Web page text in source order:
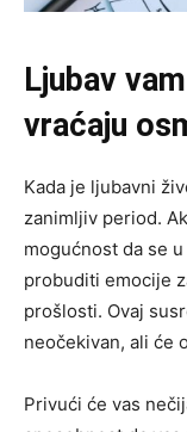
Ljubav
vraćaju
Kada je ljubavni
zanimljiv period.
mogućnost da se
probuditi emocije
prošlosti. Ovaj
neočekivan, ali će
Privući će vas